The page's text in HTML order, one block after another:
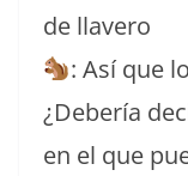
de llavero
: Así que
¿Debería
en el que